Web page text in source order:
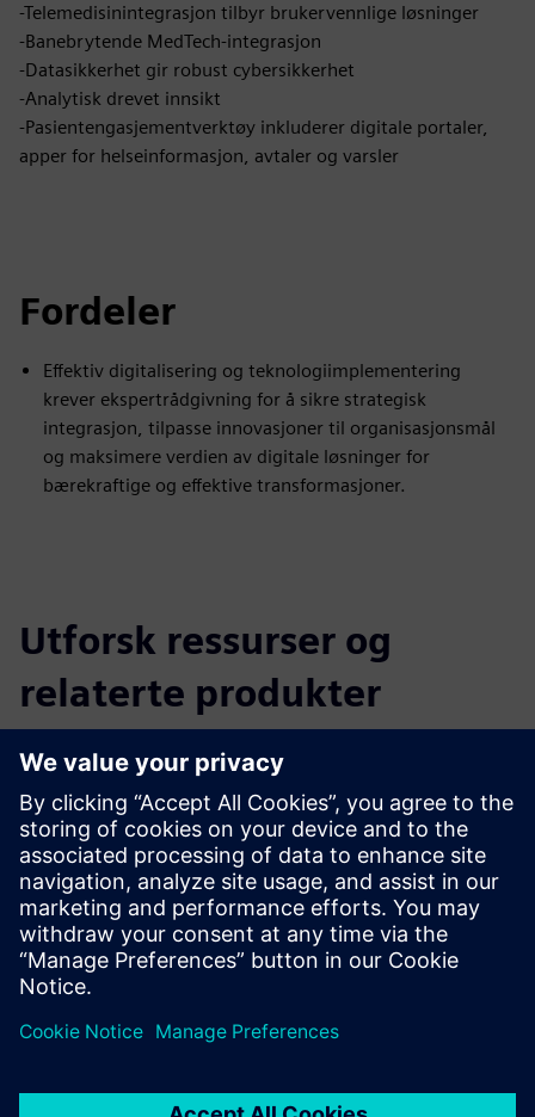
-Telemedisinintegrasjon tilbyr brukervennlige løsninger
-Banebrytende MedTech-integrasjon
-Datasikkerhet gir robust cybersikkerhet
-Analytisk drevet innsikt
-Pasientengasjementverktøy inkluderer digitale portaler,
apper for helseinformasjon, avtaler og varsler
Fordeler
Effektiv digitalisering og teknologiimplementering
krever ekspertrådgivning for å sikre strategisk
integrasjon, tilpasse innovasjoner til organisasjonsmål
og maksimere verdien av digitale løsninger for
bærekraftige og effektive transformasjoner.
Utforsk ressurser og
relaterte produkter
Tilleggsinformasjon og ressurser
Mer informasjon
Forutsetninger
ingen